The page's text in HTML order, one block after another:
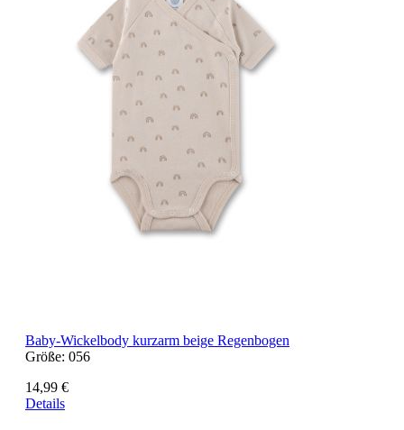
Baby-Wickelbody kurzarm beige Regenbogen
Größe: 056
14,99 €
Details